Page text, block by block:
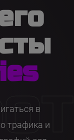
в
трафика и